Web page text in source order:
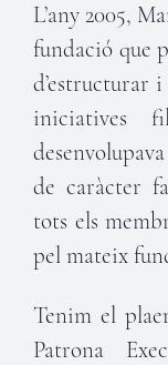
L’any 2005,
fundació que
d’estructurar
iniciatives
de caràcter
tots els
pel mateix
Tenim el
Patrona